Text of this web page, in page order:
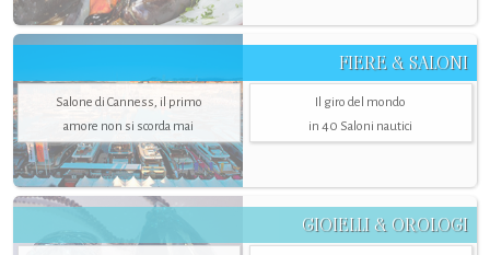
FIERE & SALONI
Salone di Canness, il primo
amore non si scorda mai
Il giro del mondo
in 40 Saloni nautici
GIOIELLI & OROLOGI